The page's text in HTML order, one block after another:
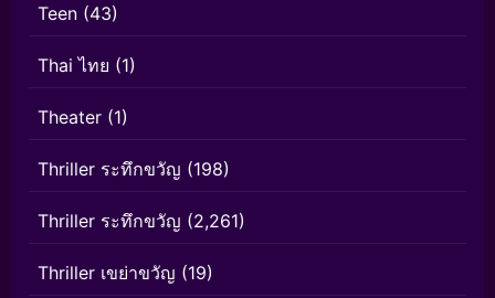
Teen (43)
Thai ไทย (1)
Theater (1)
Thriller ระทึกขวัญ (198)
Thriller ระทึกขวัญ (2,261)
Thriller เขย่าขวัญ (19)